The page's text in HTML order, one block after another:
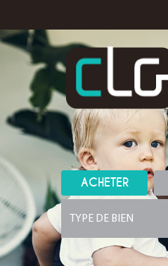
ACHETER
TYPE DE BIEN